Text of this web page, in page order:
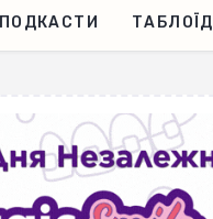
ПОДКАСТИ ТАБЛОЇД